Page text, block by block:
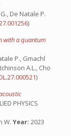
De Natale P.
)
with a quantum
P., Gmachl
A.L., Cho
)
PHYSICS
W. Year: 2023